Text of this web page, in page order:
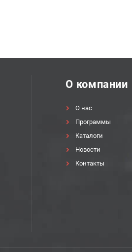
О компании
О нас
Программы
Каталоги
Новости
Контакты